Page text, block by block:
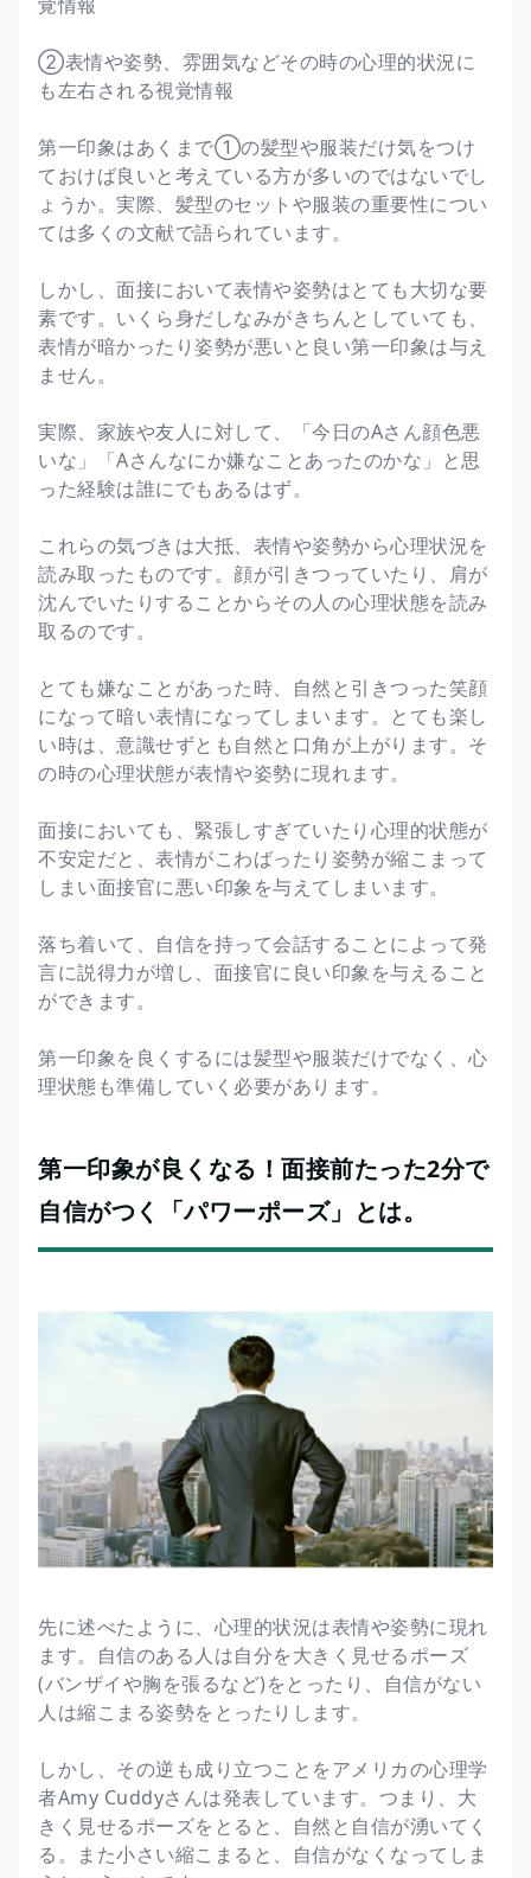
②表情や姿勢、雰囲気などその時の心理的状況に
も左右される視覚情報
第一印象はあくまで①の髪型や服装だけ気をつけ
ておけば良いと考えている方が多いのではないでし
ょうか。実際、髪型のセットや服装の重要性につい
ては多くの文献で語られています。
しかし、面接において表情や姿勢はとても大切な要
素です。いくら身だしなみがきちんとしていても、
表情が暗かったり姿勢が悪いと良い第一印象は与え
ません。
実際、家族や友人に対して、「今日のAさん顔色悪
いな」「Aさんなにか嫌なことあったのかな」と思
った経験は誰にでもあるはず。
これらの気づきは大抵、表情や姿勢から心理状況を
読み取ったものです。顔が引きつっていたり、肩が
沈んでいたりすることからその人の心理状態を読み
取るのです。
とても嫌なことがあった時、自然と引きつった笑顔
になって暗い表情になってしまいます。とても楽し
い時は、意識せずとも自然と口角が上がります。そ
の時の心理状態が表情や姿勢に現れます。
面接においても、緊張しすぎていたり心理的状態が
不安定だと、表情がこわばったり姿勢が縮こまって
しまい面接官に悪い印象を与えてしまいます。
落ち着いて、自信を持って会話することによって発
言に説得力が増し、面接官に良い印象を与えること
ができます。
第一印象を良くするには髪型や服装だけでなく、心
理状態も準備していく必要があります。
第一印象が良くなる！面接前たった2分で
自信がつく「パワーポーズ」とは。
先に述べたように、心理的状況は表情や姿勢に現れ
ます。自信のある人は自分を大きく見せるポーズ
(バンザイや胸を張るなど)をとったり、自信がない
人は縮こまる姿勢をとったりします。
しかし、その逆も成り立つことをアメリカの心理学
者Amy Cuddyさんは発表しています。つまり、大
きく見せるポーズをとると、自然と自信が湧いてく
る。また小さい縮こまると、自信がなくなってしま